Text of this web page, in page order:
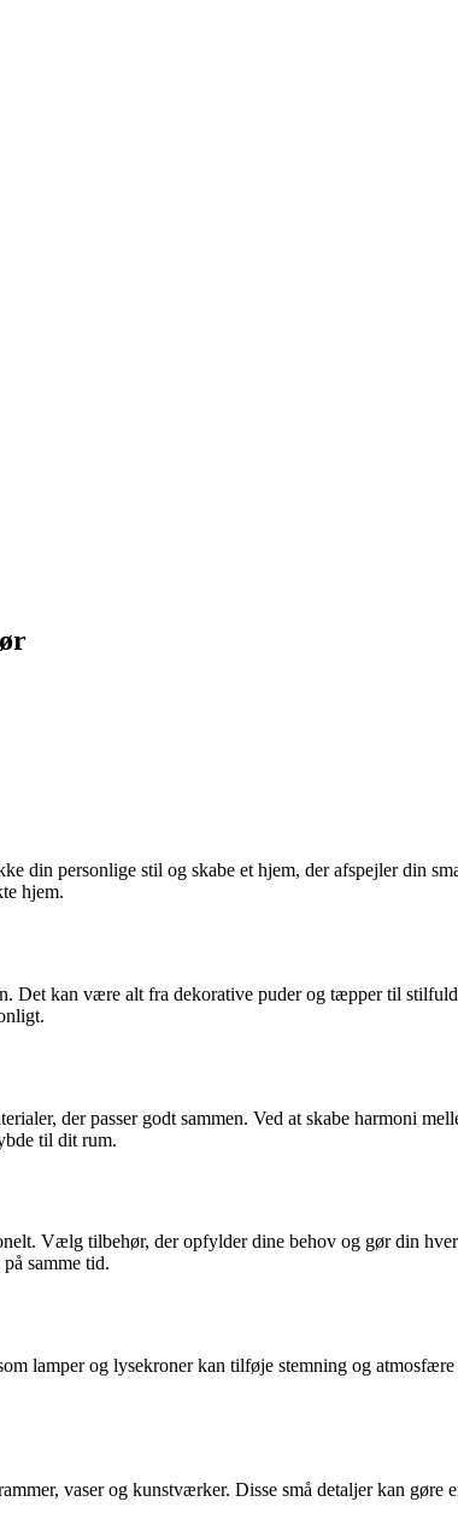
din personlige stil og skabe et hjem, der afspejler din
hjem.
Det kan være alt fra dekorative puder og tæpper til
der passer godt sammen. Ved at skabe harmoni
til dit rum.
Vælg tilbehør, der opfylder dine behov og gør din
samme tid.
lamper og lysekroner kan tilføje stemning og
vaser og kunstværker. Disse små detaljer kan gøre